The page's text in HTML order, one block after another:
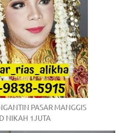
PASAR MANGGIS
NIKAH 1JUTA